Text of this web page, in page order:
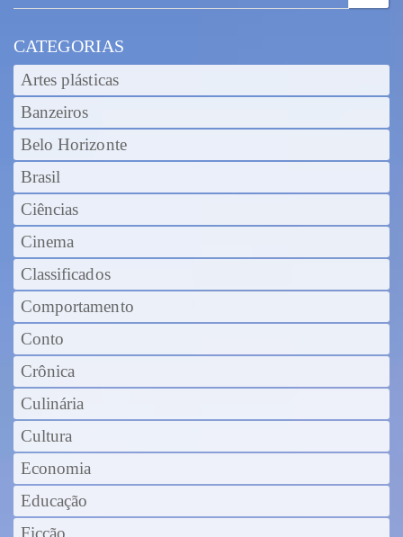
CATEGORIAS
Artes plásticas
Banzeiros
Belo Horizonte
Brasil
Ciências
Cinema
Classificados
Comportamento
Conto
Crônica
Culinária
Cultura
Economia
Educação